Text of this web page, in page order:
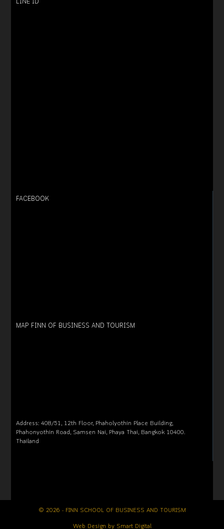
LINE ID
FACEBOOK
MAP FINN OF BUSINESS AND TOURISM
Address: 408/51, 12th Floor, Phaholyothin Place Building,
Phahonyothin Road, Samsen Nai, Phaya Thai, Bangkok 10400.
Thailand
© 2026 - FINN SCHOOL OF BUSINESS AND TOURISM
Web Design by Smart Digital